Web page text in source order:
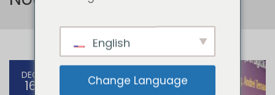
DEC
16
English
Change Language